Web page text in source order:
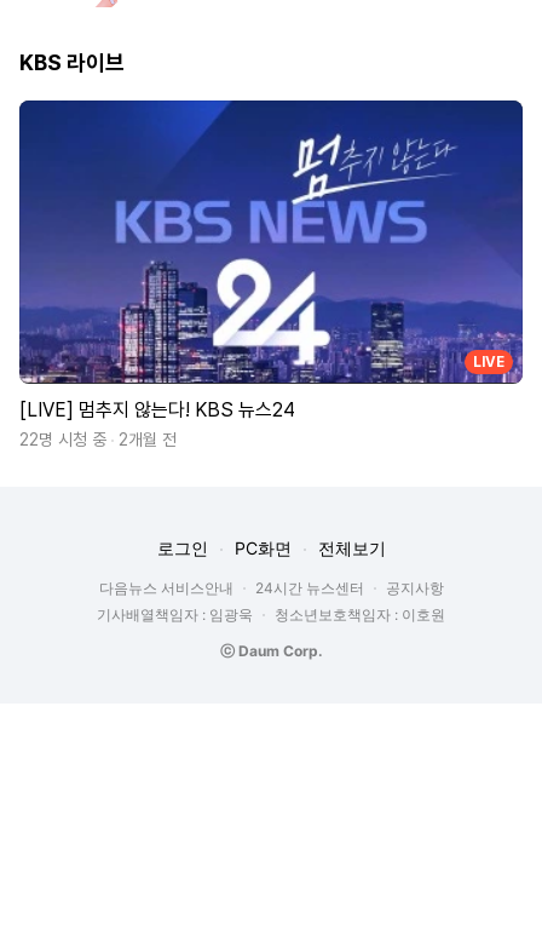
KBS 라이브
LIVE
[LIVE] 멈추지 않는다! KBS 뉴스24
22명 시청 중 2개월 전
로그인 PC화면 전체보기
다음뉴스 서비스안내 24시간 뉴스센터
공지사항
기사배열책임자 : 임광욱
청소년보호책임자 : 이호원
ⓒ Daum Corp.